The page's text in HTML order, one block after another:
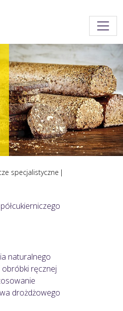
specjalistyczne
naturalnego
obróbki ręcznej
drożdżowego